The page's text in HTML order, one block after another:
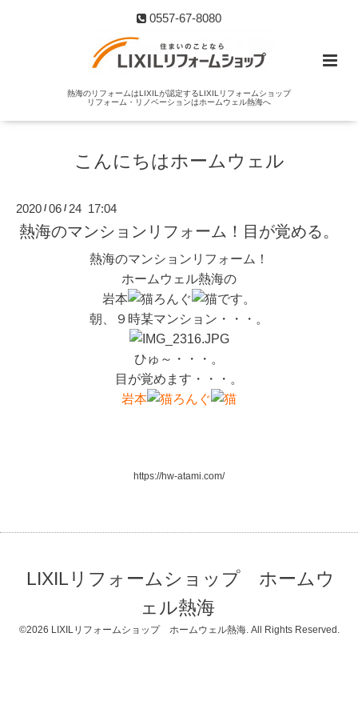
0557-67-8080
熱海のリフォームはLIXILが認定するLIXILリフォームショップ
リフォーム・リノベーションはホームウェル熱海へ
こんにちはホームウェル
2020 /06 / 24 17:04
熱海のマンションリフォーム！目が覚める。
熱海のマンションリフォーム！
ホームウェル熱海の
岩本
ろんぐ
です。
朝、９時某マンション・・・。
ひゅ～・・・。
目が覚めます・・・。
岩本
ろんぐ
https://hw-atami.com/
LIXILリフォームショップ ホームウ
ェル熱海
©2026 LIXILリフォームショップ ホームウェル熱海. All Rights Reserved.